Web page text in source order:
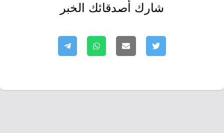
شارك أصدقائك الخبر